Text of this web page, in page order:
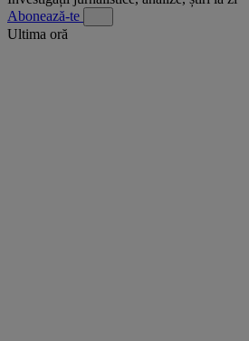
Abonează-te
Ultima oră